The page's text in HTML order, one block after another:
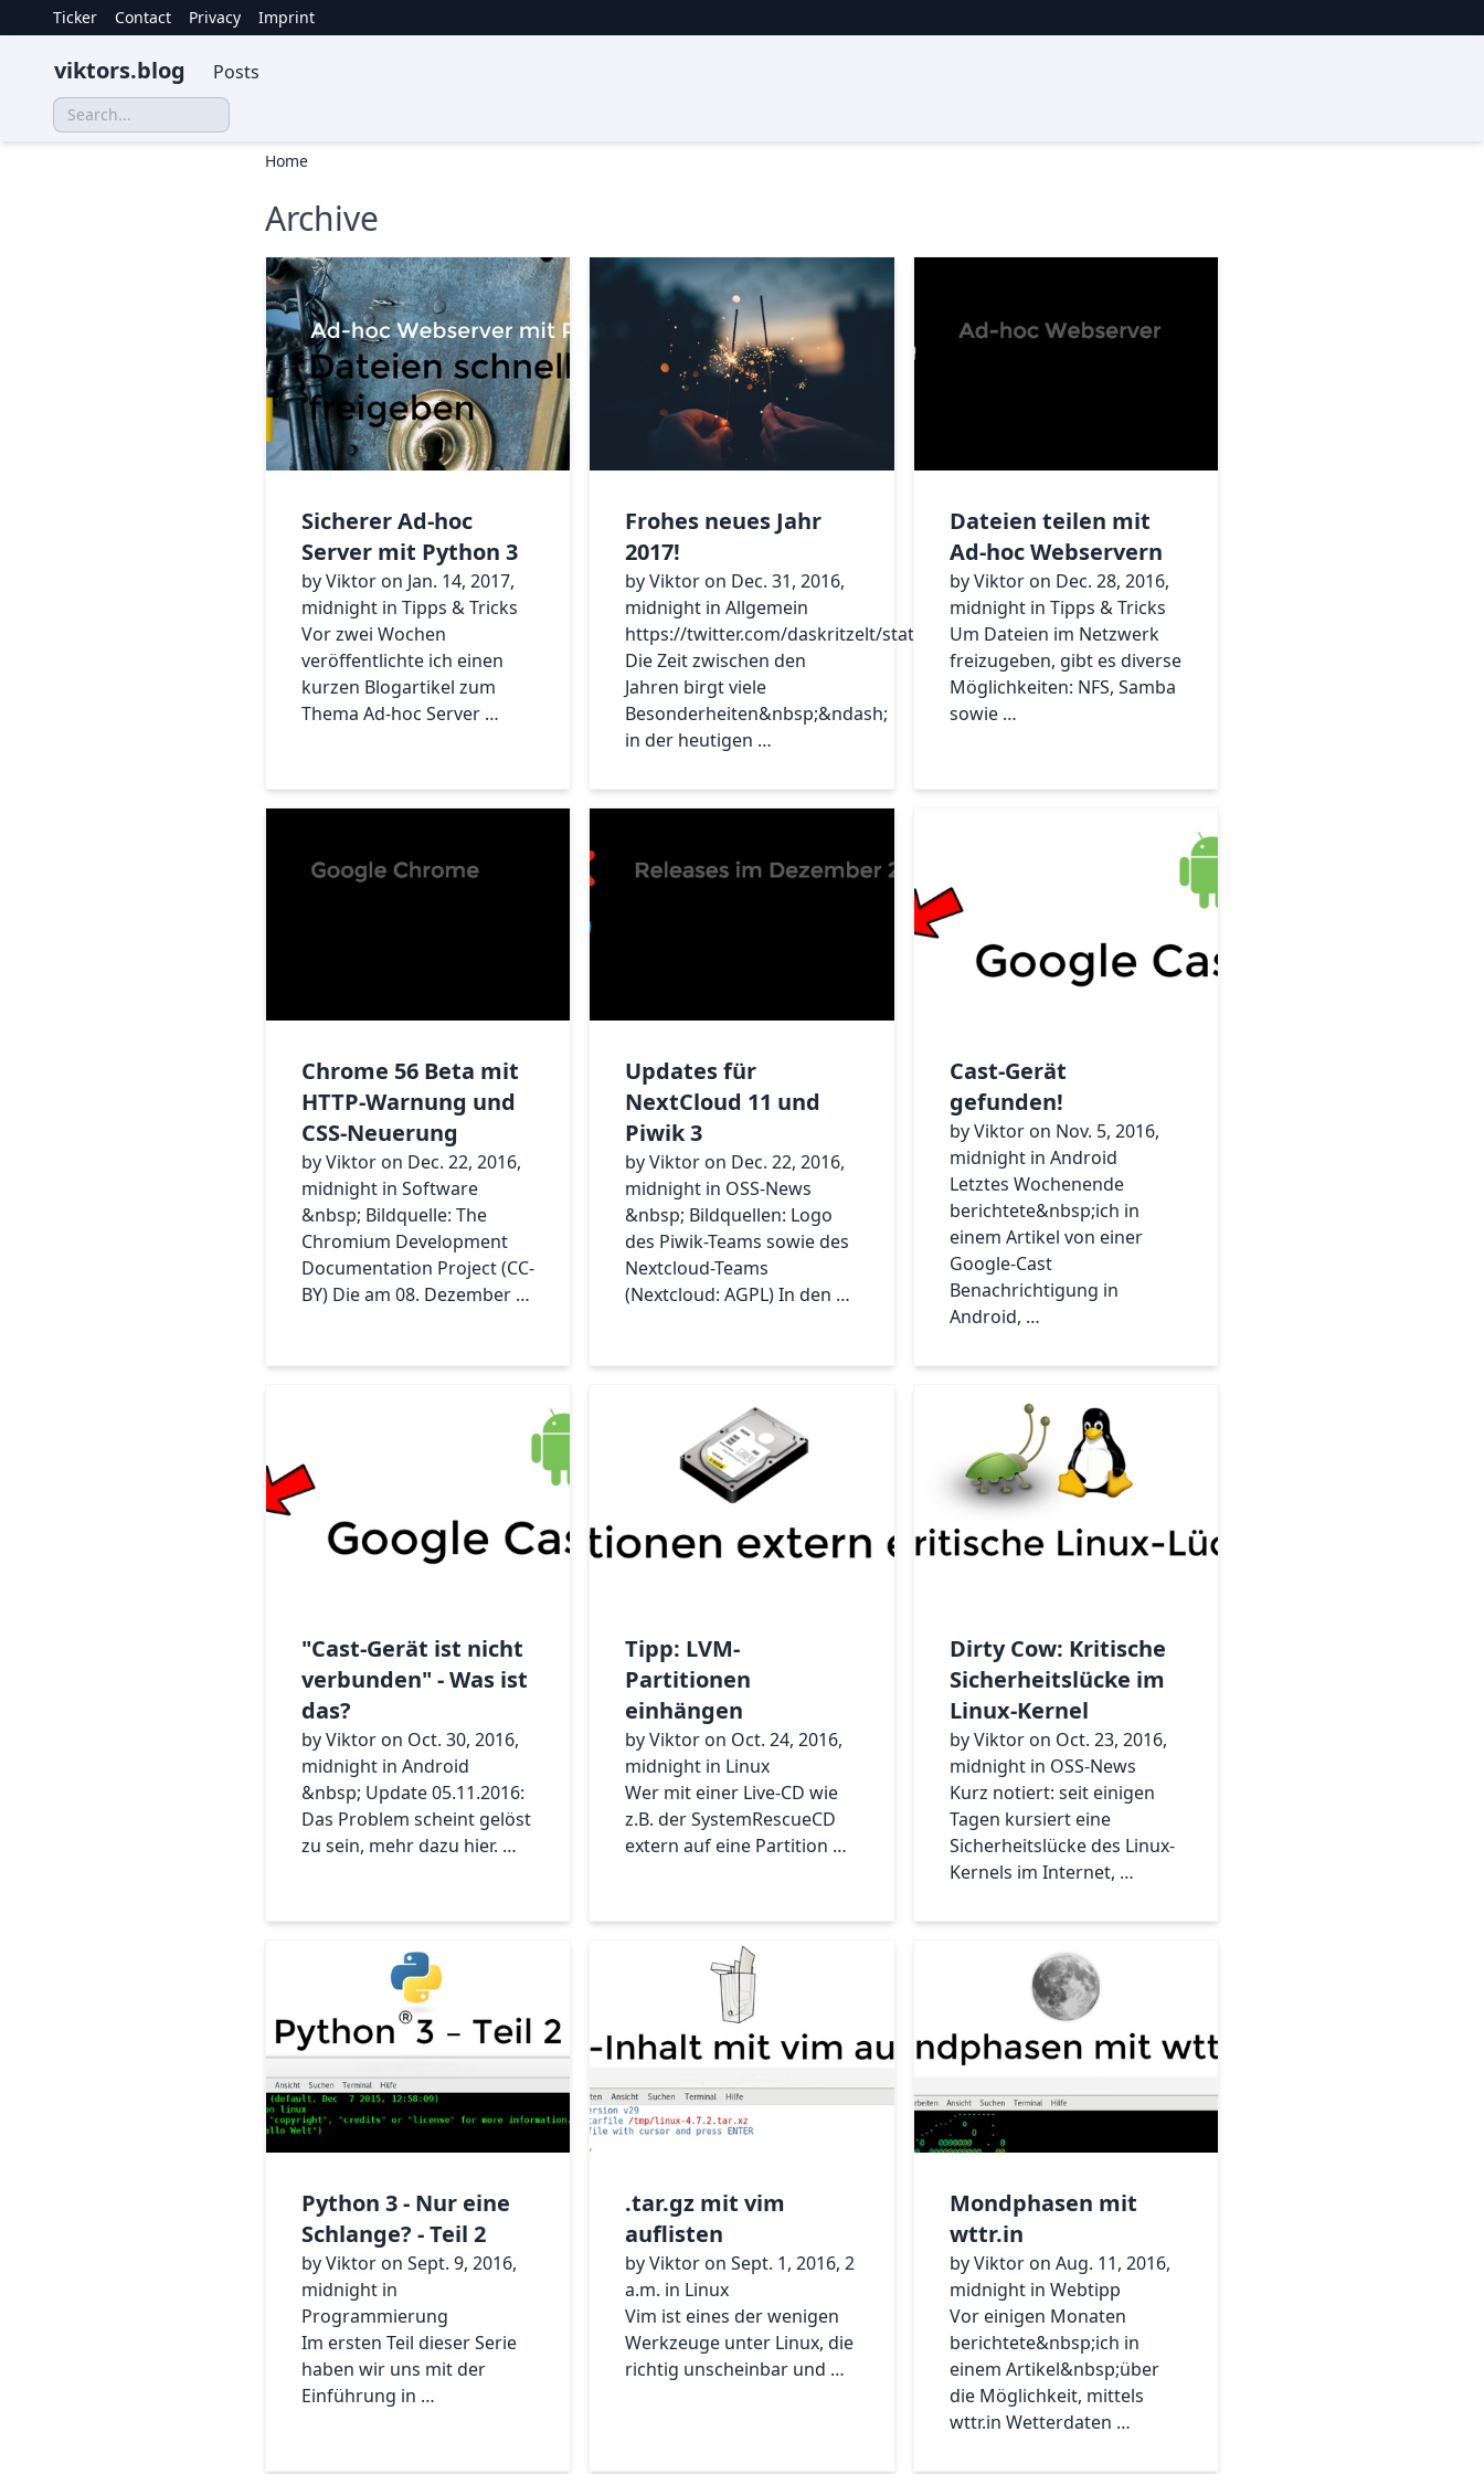
Ticker Contact Privacy Imprint
viktors.blog Posts
Home
Archive
Sicherer Ad-hoc
Server mit Python 3
by Viktor on Jan. 14, 2017,
midnight in Tipps & Tricks
Vor zwei Wochen
veröffentlichte ich einen
kurzen Blogartikel zum
Thema Ad-hoc Server …
Frohes neues Jahr
2017!
by Viktor on Dec. 31, 2016,
midnight in Allgemein
https://twitter.com/daskritzelt/status/813645668191469568
Die Zeit zwischen den
Jahren birgt viele
Besonderheiten&nbsp;&ndash;
in der heutigen …
Dateien teilen mit
Ad-hoc Webservern
by Viktor on Dec. 28, 2016,
midnight in Tipps & Tricks
Um Dateien im Netzwerk
freizugeben, gibt es diverse
Möglichkeiten: NFS, Samba
sowie …
Chrome 56 Beta mit
HTTP-Warnung und
CSS-Neuerung
by Viktor on Dec. 22, 2016,
midnight in Software
&nbsp; Bildquelle: The
Chromium Development
Documentation Project (CC-
BY) Die am 08. Dezember …
Updates für
NextCloud 11 und
Piwik 3
by Viktor on Dec. 22, 2016,
midnight in OSS-News
&nbsp; Bildquellen: Logo
des Piwik-Teams sowie des
Nextcloud-Teams
(Nextcloud: AGPL) In den …
Cast-Gerät
gefunden!
by Viktor on Nov. 5, 2016,
midnight in Android
Letztes Wochenende
berichtete&nbsp;ich in
einem Artikel von einer
Google-Cast
Benachrichtigung in
Android, …
"Cast-Gerät ist nicht
verbunden" - Was ist
das?
by Viktor on Oct. 30, 2016,
midnight in Android
&nbsp; Update 05.11.2016:
Das Problem scheint gelöst
zu sein, mehr dazu hier. …
Tipp: LVM-
Partitionen
einhängen
by Viktor on Oct. 24, 2016,
midnight in Linux
Wer mit einer Live-CD wie
z.B. der SystemRescueCD
extern auf eine Partition …
Dirty Cow: Kritische
Sicherheitslücke im
Linux-Kernel
by Viktor on Oct. 23, 2016,
midnight in OSS-News
Kurz notiert: seit einigen
Tagen kursiert eine
Sicherheitslücke des Linux-
Kernels im Internet, …
Python 3 - Nur eine
Schlange? - Teil 2
by Viktor on Sept. 9, 2016,
midnight in
Programmierung
Im ersten Teil dieser Serie
haben wir uns mit der
Einführung in …
.tar.gz mit vim
auflisten
by Viktor on Sept. 1, 2016, 2
a.m. in Linux
Vim ist eines der wenigen
Werkzeuge unter Linux, die
richtig unscheinbar und …
Mondphasen mit
wttr.in
by Viktor on Aug. 11, 2016,
midnight in Webtipp
Vor einigen Monaten
berichtete&nbsp;ich in
einem Artikel&nbsp;über
die Möglichkeit, mittels
wttr.in Wetterdaten …